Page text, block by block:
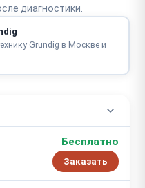
диагностики.
Grundig в Москве и
Бесплатно
Заказать